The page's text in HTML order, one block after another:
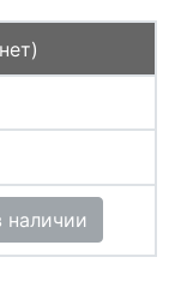
наличии